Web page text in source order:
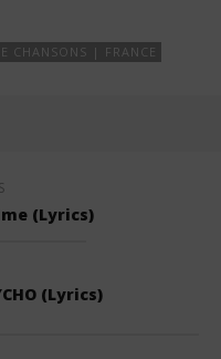
CHANSONS | FRANCE
(Lyrics)
(Lyrics)